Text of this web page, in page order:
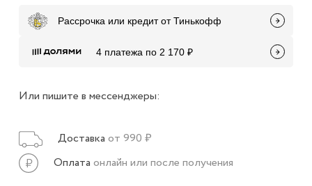
Рассрочка или кредит от Тинькофф
4 платежа по 2 170 ₽
Или пишите в мессенджеры:
Доставка от 990 ₽
Оплата онлайн или после получения